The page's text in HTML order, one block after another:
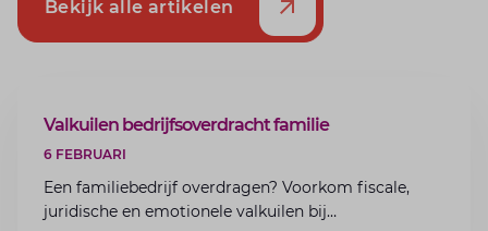
Bekijk alle artikelen
ARTIKEL
Valkuilen bedrijfsoverdracht familie
6 FEBRUARI
Een familiebedrijf overdragen? Voorkom fiscale,
juridische en emotionele valkuilen bij